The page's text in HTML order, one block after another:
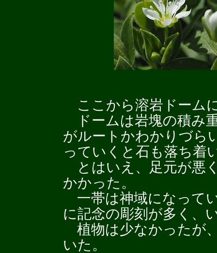
ここから溶岩ドーム
ドームは岩塊の積み
がルートかわかりづら
っていくと石も落ち着
とはいえ、足元が悪
かかった。
一帯は神域になって
に記念の彫刻が多く、
植物は少なかったが
いた。